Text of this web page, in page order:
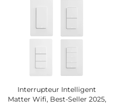
Interrupteur Intelligent
Matter Wifi, Best-Seller 2025,